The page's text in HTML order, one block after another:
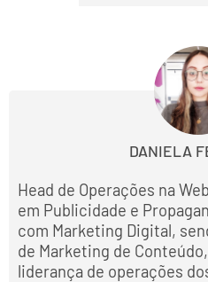
DANIELA
Head de Operações na
em Publicidade e
com Marketing Digital,
de Marketing de
liderança de operações